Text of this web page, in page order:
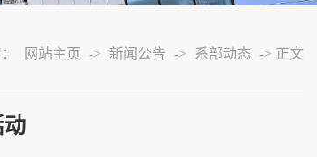
网站主页 -> 新闻公告 -> 系部动态 -> 正文
动